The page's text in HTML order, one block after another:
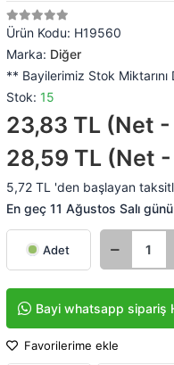
Ürün Kodu: H19560
Marka: Diğer
** Bayilerimiz Stok
Stok: 15
23,83 TL (Net
28,59 TL (Net -
5,72 TL 'den başlayan
En geç 11 Ağustos Salı
Adet
Bayi whatsapp sipariş
Favorilerime ekle